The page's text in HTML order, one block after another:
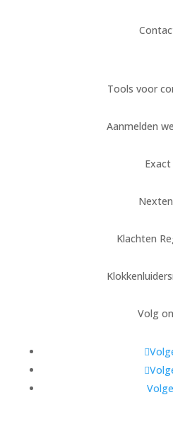
Tools voor
Aanmelden
Exact
Klachten
Volg